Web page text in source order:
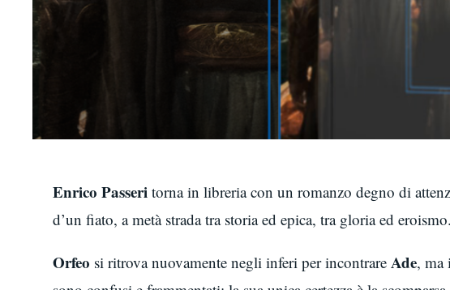
Enrico Passeri torna in libreria con un romanzo degno di
d’un fiato, a metà strada tra storia ed epica, tra gloria ed eroismo.
Orfeo si ritrova nuovamente negli inferi per incontrare Ade, ma